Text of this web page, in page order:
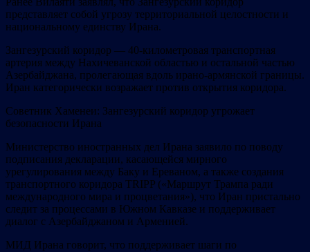
представляет собой угрозу территориальной целостности и
национальному единству Ирана.
Зангезурский коридор — 40-километровая транспортная
артерия между Нахичеванской областью и остальной частью
Азербайджана, пролегающая вдоль ирано-армянской границы.
Иран категорически возражает против открытия коридора.
Советник Хаменеи: Зангезурский коридор угрожает
безопасности Ирана
Министерство иностранных дел Ирана заявило по поводу
подписания декларации, касающейся мирного
урегулирования между Баку и Ереваном, а также создания
транспортного коридора TRIPP («Маршрут Трампа ради
международного мира и процветания»), что Иран пристально
следит за процессами в Южном Кавказе и поддерживает
диалог с Азербайджаном и Арменией.
МИД Ирана говорит, что поддерживает шаги по